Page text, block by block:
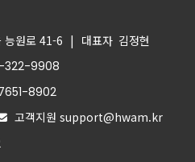
능원로 41-6 | 대표자 김정현
322-9908
8902
고객지원 support@hwam.kr